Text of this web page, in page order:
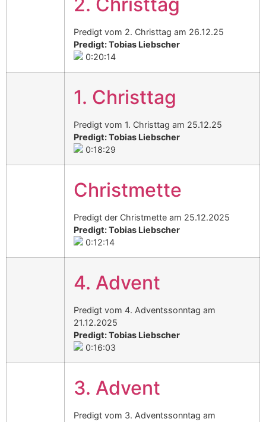
Predigt vom 2. Christtag am 26.12.25
Predigt: Tobias Liebscher
0:20:14
1. Christtag
Predigt vom 1. Christtag am 25.12.25
Predigt: Tobias Liebscher
0:18:29
Christmette
Predigt der Christmette am 25.12.2025
Predigt: Tobias Liebscher
0:12:14
4. Advent
Predigt vom 4. Adventssonntag am
21.12.2025
Predigt: Tobias Liebscher
0:16:03
3. Advent
Predigt vom 3. Adventssonntag am